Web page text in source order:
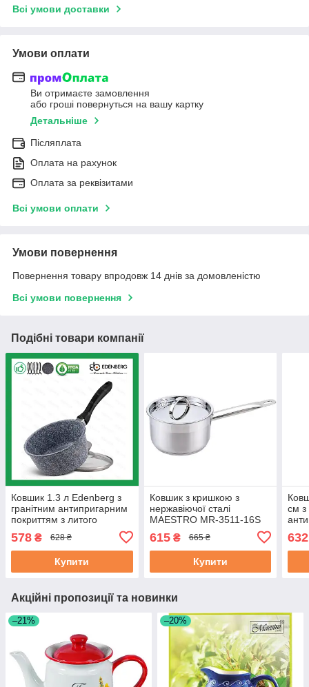
Всі умови доставки
Умови оплати
Ви отримаєте замовлення
або гроші повернуться на вашу картку
Детальніше
Післяплата
Оплата на рахунок
Оплата за реквізитами
Всі умови оплати
Умови повернення
Повернення товару впродовж 14 днів за домовленістю
Всі умови повернення
Подібні товари компанії
Ковшик 1.3 л Edenberg з
гранітним антипригарним
покриттям з литого
578 ₴ 628 ₴
Купити
Ковшик з кришкою з
нержавіючої сталі
MAESTRO MR-3511-16S
(1.5 л) | сотейник Маестро
| кухлик Маестро
615₴ 665 ₴
Купити
см
632
Акційні пропозиції та новинки
–21% –20%